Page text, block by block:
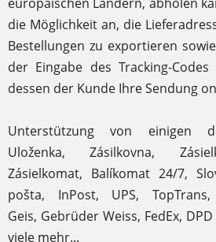
die Möglichkeit an, die
Bestellungen zu exportieren
der Eingabe des Tracking-
dessen der Kunde Ihre Sendung
Unterstützung von einigen
Uloženka, Zásilkovna,
Zásielkomat, Balíkomat 24/7,
pošta, InPost, UPS,
Geis, Gebrüder Weiss, FedEx,
viele mehr...